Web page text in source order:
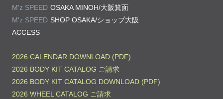
M'z SPEED OSAKA MINOH/大阪箕面
M'z SPEED SHOP OSAKA/ショップ大阪
ACCESS
2026 CALENDAR DOWNLOAD (PDF)
2026 BODY KIT CATALOG ご請求
2026 BODY KIT CATALOG DOWNLOAD (PDF)
2026 WHEEL CATALOG ご請求